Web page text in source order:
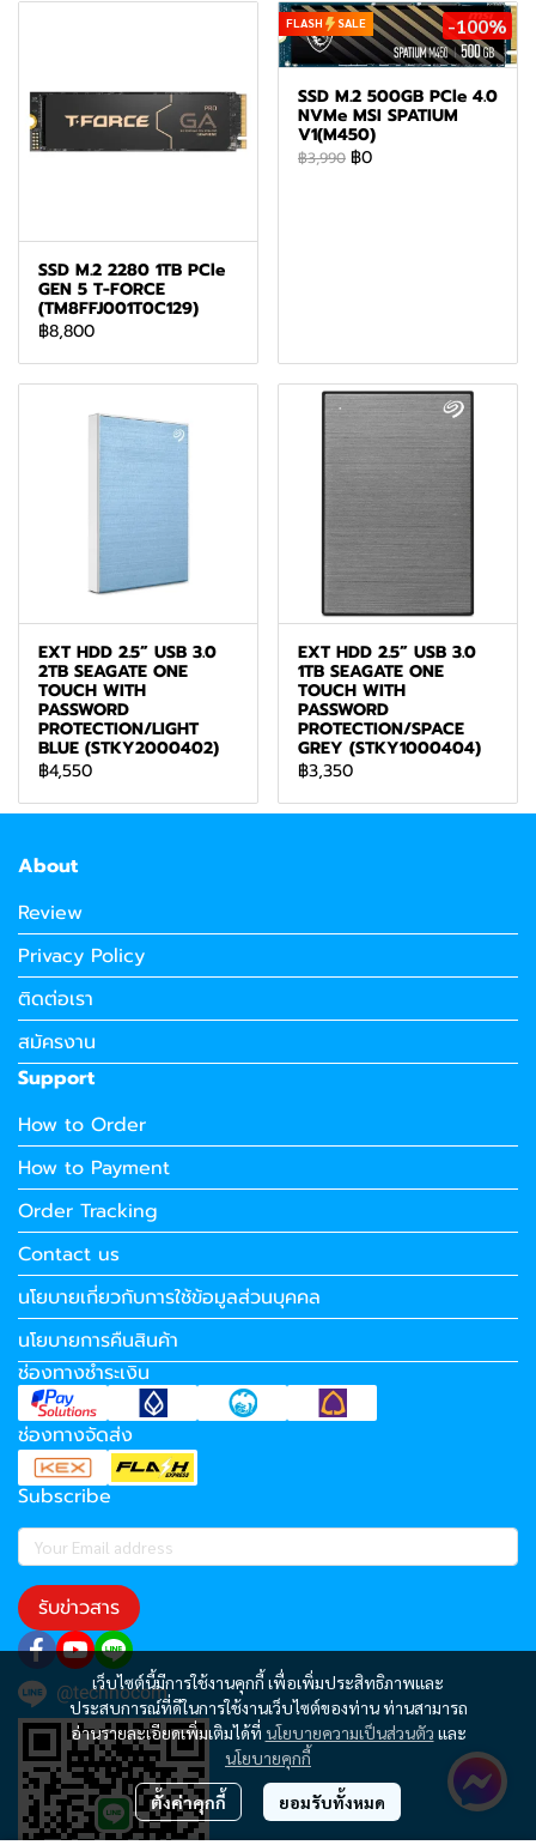
SSD M.2 2280 1TB PCle
GEN 5 T-FORCE
(TM8FFJ001T0C129)
฿8,800
FLASH SALE -100%
SSD M.2 500GB PCle 4.0
NVMe MSI SPATIUM
V1(M450)
฿3,990 ฿0
EXT HDD 2.5” USB 3.0
2TB SEAGATE ONE
TOUCH WITH
PASSWORD
PROTECTION/LIGHT
BLUE (STKY2000402)
฿4,550
EXT HDD 2.5” USB 3.0
1TB SEAGATE ONE
TOUCH WITH
PASSWORD
PROTECTION/SPACE
GREY (STKY1000404)
฿3,350
เว็บไซต์นี้มีการใช้งานคุกกี้ เพื่อเพิ่มประสิทธิภาพและ
ประสบการณ์ที่ดีในการใช้งานเว็บไซต์ของท่าน ท่านสามารถ
อ่านรายละเอียดเพิ่มเติมได้ที่ นโยบายความเป็นส่วนตัว และ
นโยบายคุกกี้
ตั้งค่าคุกกี้ ยอมรับทั้งหมด
About
Review
Privacy Policy
ติดต่อเรา
สมัครงาน
Support
How to Order
How to Payment
Order Tracking
Contact us
นโยบายเกี่ยวกับการใช้ข้อมูลส่วนบุคคล
นโยบายการคืนสินค้า
ช่องทางชำระเงิน
ช่องทางจัดส่ง
Subscribe
รับข่าวสาร
@technocom